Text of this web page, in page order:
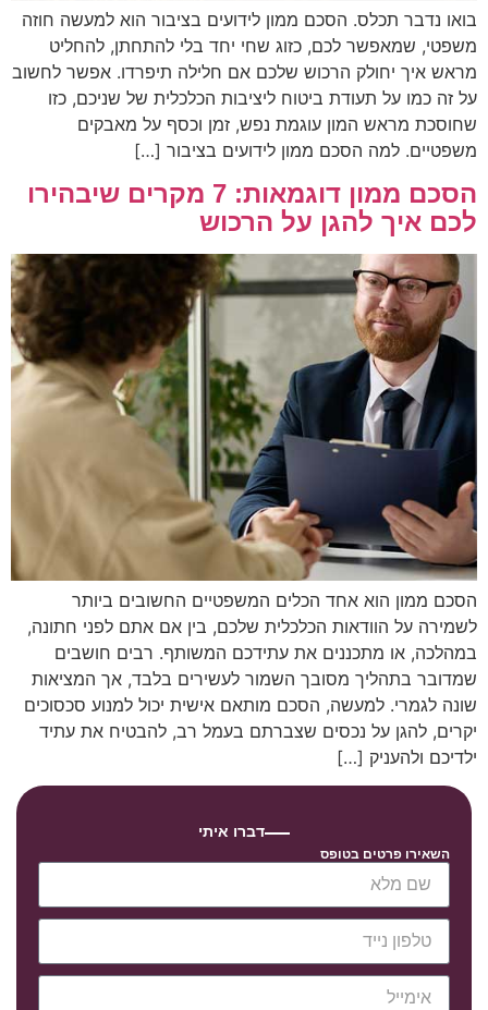
בואו נדבר תכלס. הסכם ממון לידועים בציבור הוא למעשה חוזה
משפטי, שמאפשר לכם, כזוג שחי יחד בלי להתחתן, להחליט
מראש איך יחולק הרכוש שלכם אם חלילה תיפרדו. אפשר לחשוב
על זה כמו על תעודת ביטוח ליציבות הכלכלית של שניכם, כזו
שחוסכת מראש המון עוגמת נפש, זמן וכסף על מאבקים
משפטיים. למה הסכם ממון לידועים בציבור […]
הסכם ממון דוגמאות: 7 מקרים שיבהירו
לכם איך להגן על הרכוש
הסכם ממון הוא אחד הכלים המשפטיים החשובים ביותר
לשמירה על הוודאות הכלכלית שלכם, בין אם אתם לפני חתונה,
במהלכה, או מתכננים את עתידכם המשותף. רבים חושבים
שמדובר בתהליך מסובך השמור לעשירים בלבד, אך המציאות
שונה לגמרי. למעשה, הסכם מותאם אישית יכול למנוע סכסוכים
יקרים, להגן על נכסים שצברתם בעמל רב, להבטיח את עתיד
ילדיכם ולהעניק […]
דברו איתי
השאירו פרטים בטופס